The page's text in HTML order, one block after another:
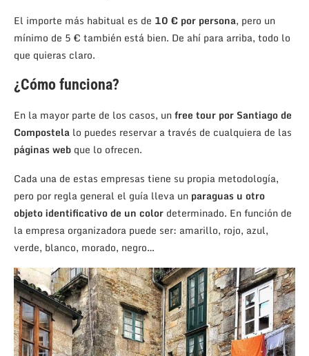
El importe más habitual es de 10 € por persona, pero un
mínimo de 5 € también está bien. De ahí para arriba, todo lo
que quieras claro.
¿Cómo funciona?
En la mayor parte de los casos, unfree tour por Santiago de
Compostela lo puedes reservar a través de cualquiera de las
páginas web que lo ofrecen.
Cada una de estas empresas tiene su propia metodología,
pero por regla general el guía lleva un paraguas u otro
objeto identificativo de un color determinado. En función de
la empresa organizadora puede ser: amarillo, rojo, azul,
verde, blanco, morado, negro…